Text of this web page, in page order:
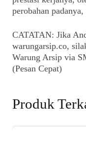
perobahan
CATATAN: Jika
warungarsip.co,
Warung Arsip via
(Pesan Cepat)
Produk